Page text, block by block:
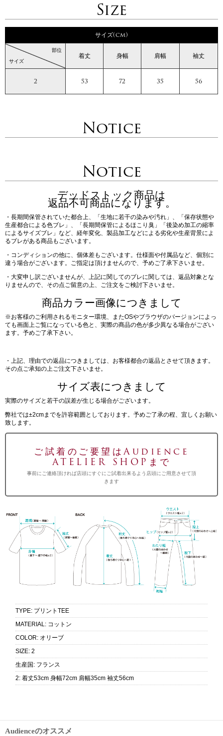
Size
サイズ(cm)
サイズ
部位
着丈 身幅 肩幅 袖丈
2 53 72 35 56
Notice
Notice
デッドストック商品は
返品不可商品になります。
・長期間保管されていた都合上、「生地に若干の染みや汚れ」、「保存状態や
生産都合による色ブレ」、「長期間保管によるほこり臭」「後染め加工の縮率
によるサイズブレ」など、経年変化、製品加工などによる劣化や生産背景によ
るブレがある商品もございます。
・コンディションの他に、個体差もございます。仕様面や付属品など、個別に
違う場合がございます。ご指定は頂けませんので、予めご了承下さいませ。
・大変申し訳ございませんが、上記に関してのブレに関しては、返品対象とな
りませんので、その点ご留意の上、ご注文をご検討下さいませ。
商品カラー画像につきまして
※お客様のご利用されるモニター環境、またOSやブラウザのバージョンによっ
ても画面上ご覧になっている色と、実際の商品の色が多少異なる場合がござい
ます。予めご了承下さい。
・上記、理由での返品につきましては、お客様都合の返品とさせて頂きます。
その点ご承知の上ご注文下さいませ。
サイズ表につきまして
実際のサイズと若干の誤差が生じる場合がございます。
弊社では±2cmまでを許容範囲としております。予めご了承の程、宜しくお願い
致します。
ご試着のご要望はAudience
ATELIER SHOPまで
事前にご連絡頂ければ店頭にすぐにご試着出来るよう店頭にご用意させて頂
きます
TYPE: プリントTEE
MATERIAL: コットン
COLOR: オリーブ
SIZE: 2
生産国 : フランス
2: 着丈53cm 身幅72cm 肩幅35cm 袖丈56cm
Audienceのオススメ